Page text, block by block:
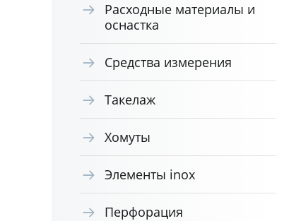
Расходные материалы и
оснастка
Средства измерения
Такелаж
Хомуты
Элементы inox
Перфорация